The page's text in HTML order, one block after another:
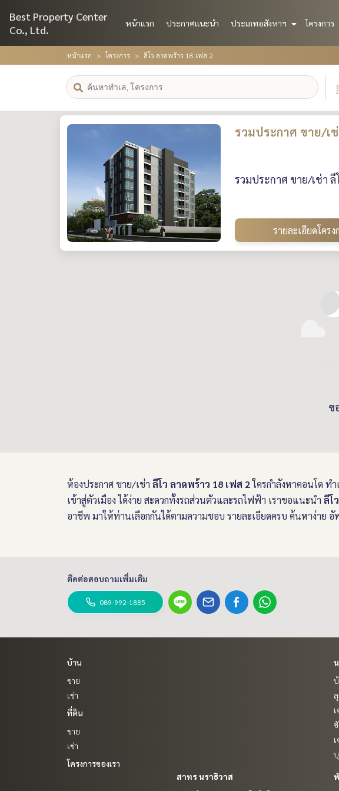
Best Property Center
Co., Ltd.
หน้าแรก ประกาศแนะนำ ประเภทอสังหาฯ โครงการ
หน้าแรก โครงการ ลีโว ลาดพร้าว 18 เฟส 2
รวมประกาศ ขาย/เ
รวมประกาศ ขาย/เช่า
รายละเอียดโครง
ข
ห้องประกาศ ขาย/เช่า ลีโว ลาดพร้าว 18 เฟส 2ใครกำลังหาคอนโด ทำ
เข้าสู่ตัวเมือง ได้ง่าย สะดวกทั้งรถส่วนตัวและรถไฟฟ้า เราขอแนะนำ ลีโ
อาชีพ มาให้ท่านเลือกกันได้ตามความชอบ รายละเอียดครบ ค้นหาง่าย
ติดต่อสอบถามเพิ่มเติม
089-992-1885
บ้าน
ขาย
เช่า
ที่ดิน
ขาย
เช่า
โครงการของเรา
สาทร นราธิวาส